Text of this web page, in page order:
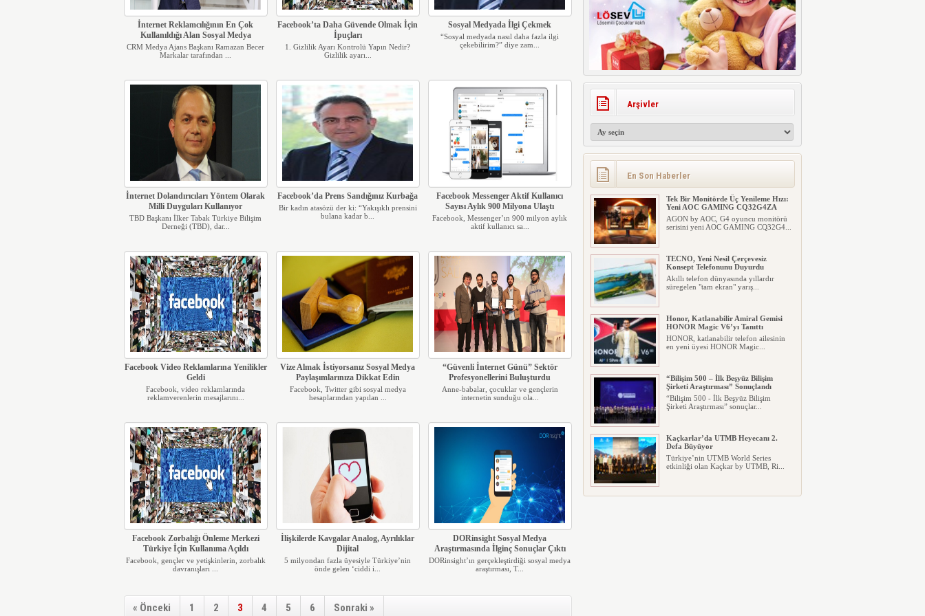
İnternet Reklamcılığının En Çok
Kullanıldığı Alan Sosyal Medya
CRM Medya Ajans Başkanı Ramazan Becer
Markalar tarafından ...
Facebook’ta Daha Güvende Olmak İçin
İpuçları
1. Gizlilik Ayarı Kontrolü Yapın Nedir?
Gizlilik ayarı...
Sosyal Medyada İlgi Çekmek
“Sosyal medyada nasıl daha fazla ilgi
çekebilirim?” diye zam...
İnternet Dolandırıcıları Yöntem Olarak
Milli Duyguları Kullanıyor
TBD Başkanı İlker Tabak Türkiye Bilişim
Derneği (TBD), dar...
Facebook’da Prens Sandığınız Kurbağa
Bir kadın atasözü der ki: “Yakışıklı prensini
bulana kadar b...
Facebook Messenger Aktif Kullanıcı
Sayısı Aylık 900 Milyona Ulaştı
Facebook, Messenger’ın 900 milyon aylık
aktif kullanıcı sa...
Facebook Video Reklamlarına Yenilikler
Geldi
Facebook, video reklamlarında
reklamverenlerin mesajlarını...
Vize Almak İstiyorsanız Sosyal Medya
Paylaşımlarınıza Dikkat Edin
Facebook, Twitter gibi sosyal medya
hesaplarından yapılan ...
“Güvenli İnternet Günü” Sektör
Profesyonellerini Buluşturdu
Anne-babalar, çocuklar ve gençlerin
internetin sunduğu ola...
Facebook Zorbalığı Önleme Merkezi
Türkiye İçin Kullanıma Açıldı
Facebook, gençler ve yetişkinlerin, zorbalık
davranışları ...
İlişkilerde Kavgalar Analog, Ayrılıklar
Dijital
5 milyondan fazla üyesiyle Türkiye’nin
önde gelen ‘ciddi i...
DORinsight Sosyal Medya
Araştırmasında İlginç Sonuçlar Çıktı
DORinsight’ın gerçekleştirdiği sosyal medya
araştırması, T...
« Önceki 1 2 3 4 5 6 Sonraki »
Arşivler
En Son Haberler
Tek Bir Monitörde Üç Yenileme Hızı:
Yeni AOC GAMING CQ32G4ZA
AGON by AOC, G4 oyuncu monitörü
serisini yeni AOC GAMING CQ32G4...
TECNO, Yeni Nesil Çerçevesiz
Konsept Telefonunu Duyurdu
Akıllı telefon dünyasında yıllardır
süregelen "tam ekran" yarış...
Honor, Katlanabilir Amiral Gemisi
HONOR Magic V6’yı Tanıttı
HONOR, katlanabilir telefon ailesinin
en yeni üyesi HONOR Magic...
“Bilişim 500 – İlk Beşyüz Bilişim
Şirketi Araştırması” Sonuçlandı
“Bilişim 500 - İlk Beşyüz Bilişim
Şirketi Araştırması” sonuçlar...
Kaçkarlar’da UTMB Heyecanı 2.
Defa Büyüyor
Türkiye’nin UTMB World Series
etkinliği olan Kaçkar by UTMB, Ri...
Pazarama, Google Cloud Altyapısına